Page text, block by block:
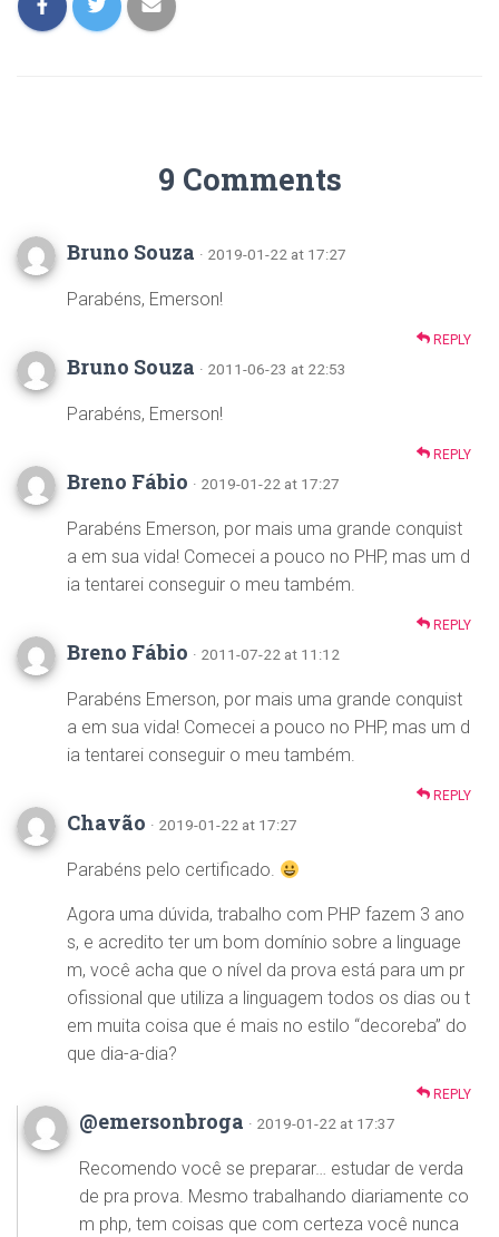
9 Comments
Bruno Souza · 2019-01-22 at 17:27
Parabéns, Emerson!
REPLY
Bruno Souza · 2011-06-23 at 22:53
Parabéns, Emerson!
REPLY
Breno Fábio · 2019-01-22 at 17:27
Parabéns Emerson, por mais uma grande conquist
a em sua vida! Comecei a pouco no PHP, mas um d
ia tentarei conseguir o meu também.
REPLY
Breno Fábio · 2011-07-22 at 11:12
Parabéns Emerson, por mais uma grande conquist
a em sua vida! Comecei a pouco no PHP, mas um d
ia tentarei conseguir o meu também.
REPLY
Chavão · 2019-01-22 at 17:27
Parabéns pelo certificado.
Agora uma dúvida, trabalho com PHP fazem 3 ano
s, e acredito ter um bom domínio sobre a linguage
m, você acha que o nível da prova está para um pr
ofissional que utiliza a linguagem todos os dias ou t
em muita coisa que é mais no estilo “decoreba” do
que dia-a-dia?
REPLY
@emersonbroga · 2019-01-22 at 17:37
Recomendo você se preparar… estudar de verda
de pra prova. Mesmo trabalhando diariamente co
m php, tem coisas que com certeza você nunca